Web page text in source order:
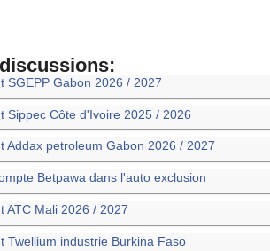
SGEPP Gabon 2026 / 2027
Sippec Côte d'Ivoire 2025 / 2026
Addax petroleum Gabon 2026 / 2027
Betpawa dans l'auto exclusion
ATC Mali 2026 / 2027
Twellium industrie Burkina Faso